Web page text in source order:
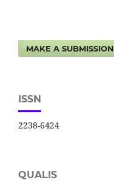
MAKE A SUBMISSION
ISSN
2238-6424
QUALIS